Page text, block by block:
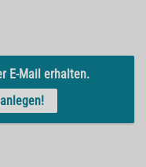
E-Mail erhalten.